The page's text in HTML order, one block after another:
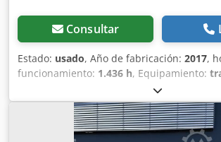
Consultar
Estado: usado, Año de fabricación: 2017,
funcionamiento: 1.436 h, Equipamiento:
, Ofrecemos una máquina
no procedente de una empresa de
con aire acondicionado. Codpfx Aajzr
EXTENDIBLE con PINZA/DEDO * Pala